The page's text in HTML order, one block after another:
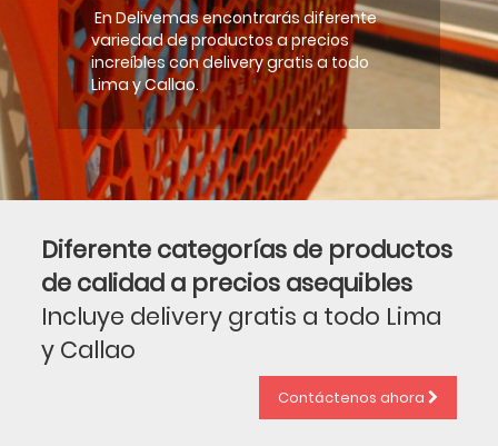
En Delivemas encontrarás diferente
variedad de productos a precios
increíbles con delivery gratis a todo
Lima y Callao.
Diferente categorías de productos
de calidad a precios asequibles
Incluye delivery gratis a todo Lima
y Callao
Contáctenos ahora